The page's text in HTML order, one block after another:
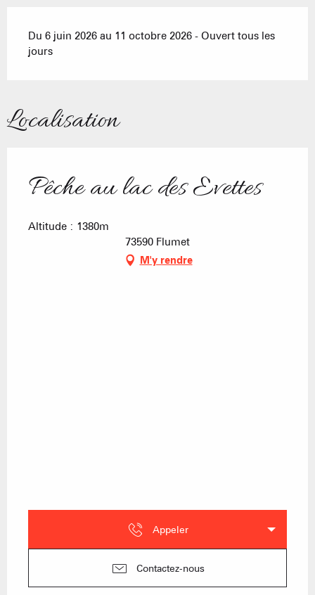
Du 6 juin 2026 au 11 octobre 2026 - Ouvert tous les
jours
Localisation
Pêche au lac des Evettes
Altitude : 1380m
73590 Flumet
M'y rendre
Appeler
Contactez-nous